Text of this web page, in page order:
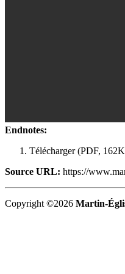
Endnotes:
Télécharger (PDF,
Source URL: https://
Copyright ©2026 Martin-